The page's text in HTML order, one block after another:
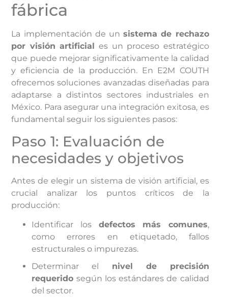
fábrica
La implementación de unsistema de rechazo
por visión artificial
es un proceso estratégico
que puede mejorar significativamente la calidad
y eficiencia de la producción. En E2M COUTH
ofrecemos soluciones avanzadas diseñadas para
adaptarse a distintos sectores industriales en
México. Para asegurar una integración exitosa, es
fundamental seguir los siguientes pasos:
Paso 1: Evaluación de
necesidades y objetivos
Antes de elegir un sistema de visión artificial, es
crucial analizar los puntos críticos de la
producción:
Identificar los defectos más comunes,
como errores en etiquetado, fallos
estructurales o impurezas.
Determinar el nivel de precisión
requerido según los estándares de calidad
del sector.